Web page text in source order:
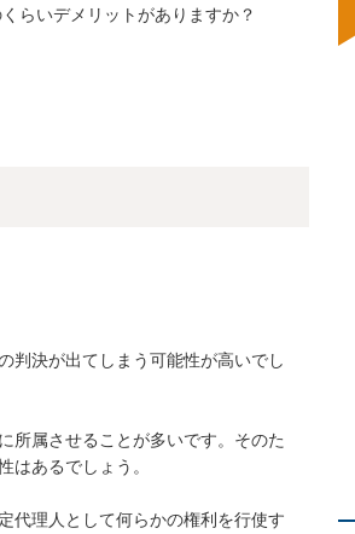
らいデメリットがありますか？
判決が出てしまう可能性が高いでし
所属させることが多いです。そのた
はあるでしょう。
代理人として何らかの権利を行使す